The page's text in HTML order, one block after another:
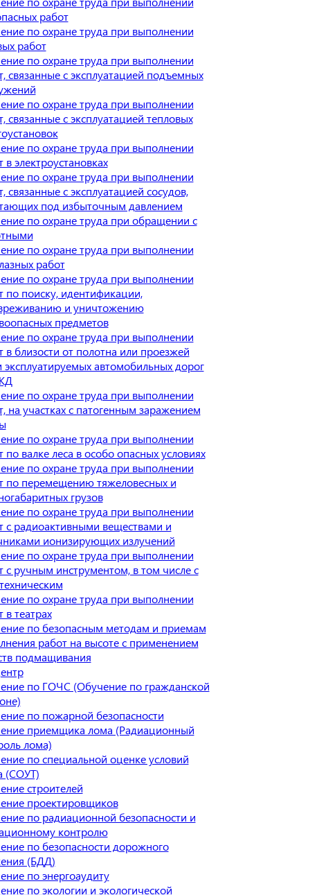
работ
по охране труда при выполнении
работ
по охране труда при выполнении
связанные с эксплуатацией подъемных
по охране труда при выполнении
связанные с эксплуатацией тепловых
по охране труда при выполнении
в электроустановках
по охране труда при выполнении
связанные с эксплуатацией сосудов,
под избыточным давлением
по охране труда при обращении с
по охране труда при выполнении
работ
по охране труда при выполнении
по поиску, идентификации,
и уничтожению
предметов
по охране труда при выполнении
в близости от полотна или проезжей
эксплуатируемых автомобильных дорог
по охране труда при выполнении
на участках с патогенным заражением
по охране труда при выполнении
по валке леса в особо опасных условиях
по охране труда при выполнении
по перемещению тяжеловесных и
грузов
по охране труда при выполнении
с радиоактивными веществами и
ионизирующих излучений
по охране труда при выполнении
с ручным инструментом, в том числе с
по охране труда при выполнении
в театрах
по безопасным методам и приемам
работ на высоте с применением
подмащивания
по ГОЧС (Обучение по гражданской
по пожарной безопасности
приемщика лома (Радиационный
лома)
по специальной оценке условий
(СОУТ)
строителей
проектировщиков
по радиационной безопасности и
контролю
по безопасности дорожного
(БДД)
по энергоаудиту
по экологии и экологической